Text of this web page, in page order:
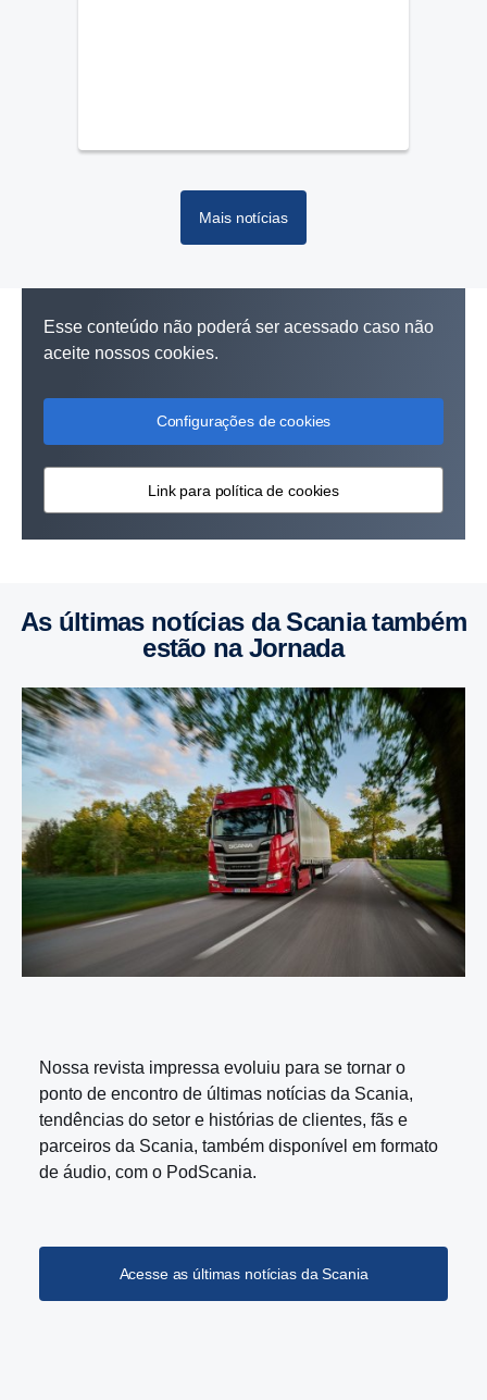
Mais notícias
Esse conteúdo não poderá ser acessado caso não
aceite nossos cookies.
Configurações de cookies
Link para política de cookies
As últimas notícias da Scania também
estão na Jornada
Nossa revista impressa evoluiu para se tornar o
ponto de encontro de últimas notícias da Scania,
tendências do setor e histórias de clientes, fãs e
parceiros da Scania, também disponível em formato
de áudio, com o PodScania.
Acesse as últimas notícias da Scania